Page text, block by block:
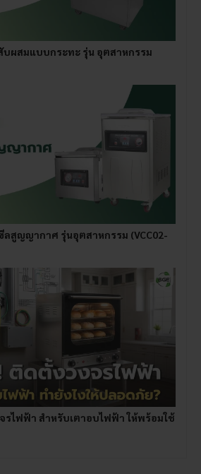
บผสมแบบกระทะ รุ่น อุตสาหกรรม
ลสูญญากาศ รุ่นอุตสาหกรรม (VCC02-
รไฟฟ้า สำหรับเตาอบไฟฟ้า ให้พร้อมใช้